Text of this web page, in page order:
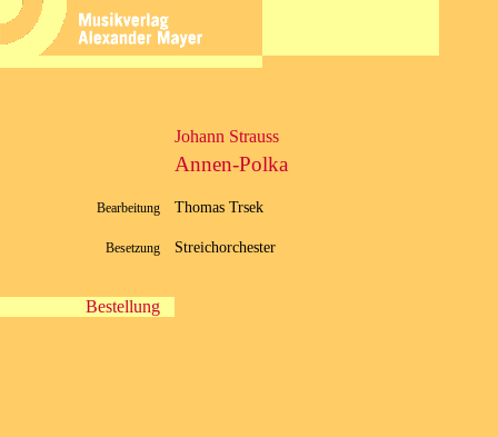
Johann Strauss
Annen-Polka
Bearbeitung Thomas Trsek
Besetzung Streichorchester
Bestellung